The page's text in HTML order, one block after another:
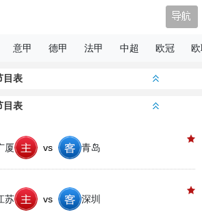
意甲 德甲 法甲 中超 欧冠
目表
目表
厦 vs 青岛
苏 vs 深圳